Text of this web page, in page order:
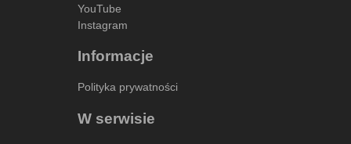
YouTube
Instagram
Informacje
Polityka prywatności
W serwisie